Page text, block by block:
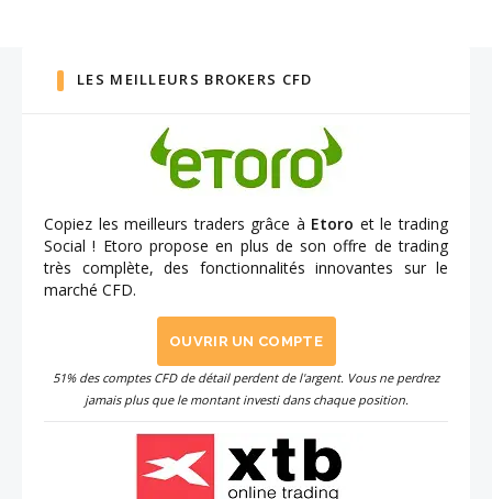
LES MEILLEURS BROKERS CFD
Copiez les meilleurs traders grâce à Etoro et le trading
Social ! Etoro propose en plus de son offre de trading
très complète, des fonctionnalités innovantes sur le
marché CFD.
OUVRIR UN COMPTE
51% des comptes CFD de détail perdent de l'argent. Vous ne perdrez
jamais plus que le montant investi dans chaque position.